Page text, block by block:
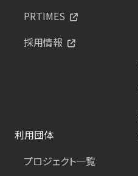
PRTIMES
採用情報
利用団体
プロジェクト一覧